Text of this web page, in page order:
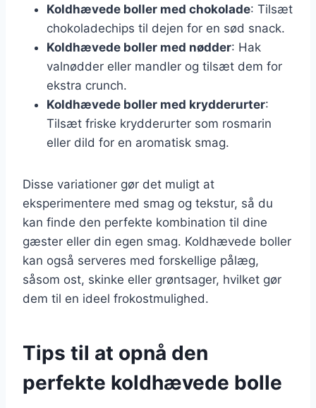
Koldhævede boller med chokolade: Tilsæt
chokoladechips til dejen for en sød snack.
Koldhævede boller med nødder: Hak
valnødder eller mandler og tilsæt dem for
ekstra crunch.
Koldhævede boller med krydderurter:
Tilsæt friske krydderurter som rosmarin
eller dild for en aromatisk smag.
Disse variationer gør det muligt at
eksperimentere med smag og tekstur, så du
kan finde den perfekte kombination til dine
gæster eller din egen smag. Koldhævede boller
kan også serveres med forskellige pålæg,
såsom ost, skinke eller grøntsager, hvilket gør
dem til en ideel frokostmulighed.
Tips til at opnå den
perfekte koldhævede bolle